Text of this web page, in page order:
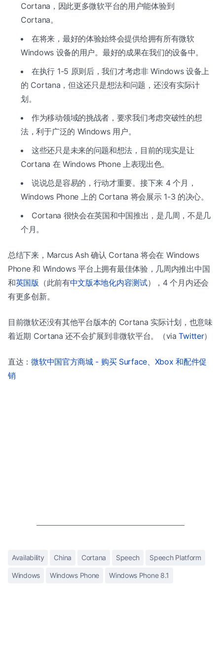
Cortana，因此更多微软平台的用户能体验到
Cortana。
在将来，最好的体验始终会提供给拥有所有微软
Windows 设备的用户。最好的成果在我们的设备中。
在执行 1-5 原则后，我们才考虑非 Windows 设备上
的 Cortana，但这还只是想法和问题，还没有实际计
划。
作为移动领域的挑战者，要求我们考虑突破性的想
法，利于广泛的 Windows 用户。
这些还只是未来的问题和想法，目前的现实是让
Cortana 在 Windows Phone 上表现出色。
说说总是容易的，行动才重要。接下来 4 个月，
Windows Phone 上的 Cortana 将会展示 1-3 的决心。
Cortana 很快会在英国和中国推出，是几周，不是几
个月。
总结下来，Marcus Ash 确认 Cortana 将会在 Windows
Phone 和 Windows 平台上拥有最佳体验，几周内推出中国
和英国版 （此前有中文版本地化内容测试），4 个月内还会
有更多创新。
目前微软还没有其他平台版本的 Cortana 实际计划，也意味
着近期 Cortana 还不会扩展到非微软平台。（viaTwitter）
直达：微软中国官方商城 - 购买 Surface、Xbox 和配件促
销
Availability China Cortana Speech Speech Platform
Windows Windows Phone Windows Phone 8.1